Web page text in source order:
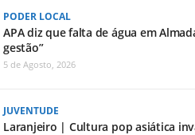
PODER LOCAL
APA diz que falta de água em
gestão”
5 de Agosto, 2026
JUVENTUDE
Laranjeiro | Cultura pop asiática